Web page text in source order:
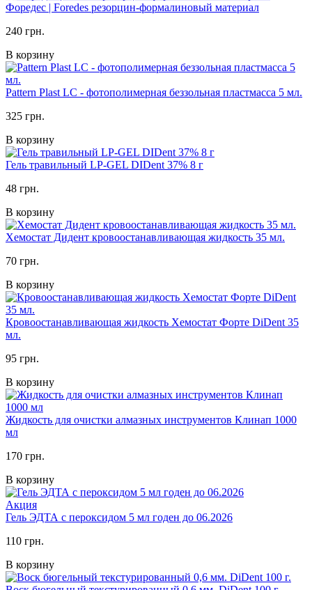
Форедес | Foredes резорцин-формалиновый материал
240 грн.
В корзину
Pattern Plast LC - фотополимерная беззольная пластмасса 5 мл.
325 грн.
В корзину
Гель травильный LP-GEL DIDent 37% 8 г
48 грн.
В корзину
Хемостат Дидент кровоостанавливающая жидкость 35 мл.
70 грн.
В корзину
Кровоостанавливающая жидкость Хемостат Форте DiDent 35
мл.
95 грн.
В корзину
Жидкость для очистки алмазных инструментов Клинап 1000
мл
170 грн.
В корзину
Акция
Гель ЭДТА с пероксидом 5 мл годен до 06.2026
110 грн.
В корзину